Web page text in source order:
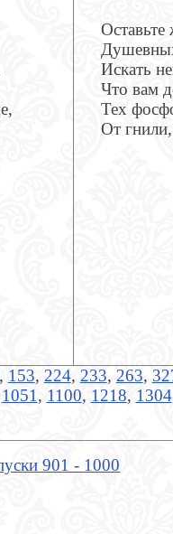
Оставьте
Искать
Что вам
Тех
От
, 153, 224, 233, 263,
1051 , 1100, 1218, 1304
901 - 1000